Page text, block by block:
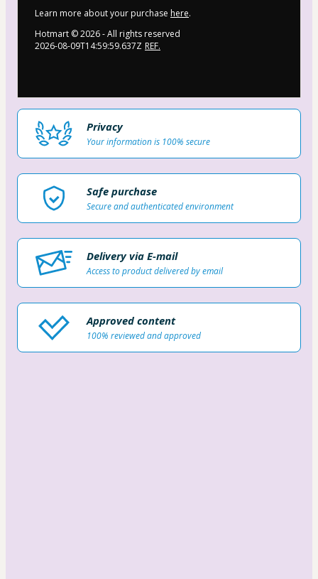
Learn more about your purchase here.
Hotmart ©2026- All rights reserved
2026-08-09T14:59:59.637Z REF.
Privacy
Your information is 100% secure
Safe purchase
Secure and authenticated environment
Delivery via E-mail
Access to product delivered by email
Approved content
100% reviewed and approved